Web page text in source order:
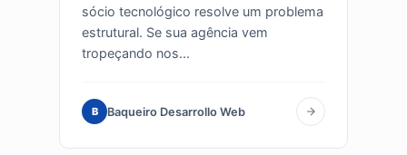
sócio tecnológico resolve um problema
estrutural. Se sua agência vem
tropeçando nos...
B Baqueiro Desarrollo Web